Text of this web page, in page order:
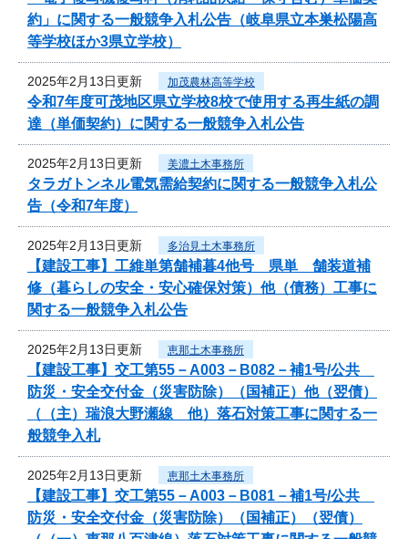
約」に関する一般競争入札公告（岐阜県立本巣松陽高
等学校ほか3県立学校）
2025年2月13日更新 加茂農林高等学校
令和7年度可茂地区県立学校8校で使用する再生紙の調
達（単価契約）に関する一般競争入札公告
2025年2月13日更新 美濃土木事務所
タラガトンネル電気需給契約に関する一般競争入札公
告（令和7年度）
2025年2月13日更新 多治見土木事務所
【建設工事】工維単第舗補暮4他号 県単 舗装道補
修（暮らしの安全・安心確保対策）他（債務）工事に
関する一般競争入札公告
2025年2月13日更新 恵那土木事務所
【建設工事】交工第55－A003－B082－補1号/公共
防災・安全交付金（災害防除）（国補正）他（翌債）
（（主）瑞浪大野瀬線 他）落石対策工事に関する一
般競争入札
2025年2月13日更新 恵那土木事務所
【建設工事】交工第55－A003－B081－補1号/公共
防災・安全交付金（災害防除）（国補正）（翌債）